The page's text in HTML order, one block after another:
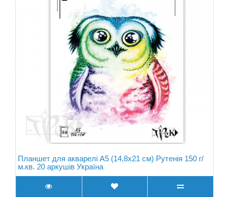
Планшет для акварелі А5 (14,8х21 см) Рутенія 150 г/
м.кв. 20 аркушів Україна